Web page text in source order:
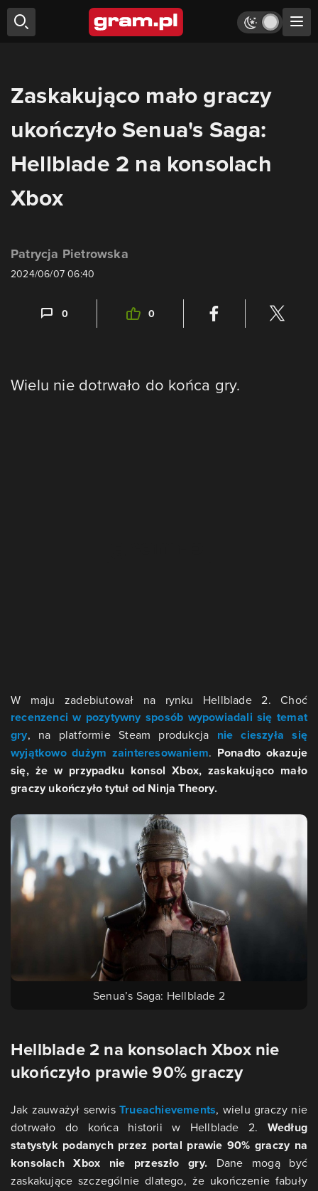
Zaskakująco mało graczy
ukończyło Senua's Saga:
Hellblade 2 na konsolach
Xbox
Patrycja Pietrowska
2024/06/07 06:40
0 0
Wielu nie dotrwało do końca gry.
W maju zadebiutował na rynku Hellblade 2. Choć
recenzenci w pozytywny sposób wypowiadali się temat
gry, na platformie Steam produkcja nie cieszyła się
wyjątkowo dużym zainteresowaniem. Ponadto okazuje
się, że w przypadku konsol Xbox, zaskakująco mało
graczy ukończyło tytuł od Ninja Theory.
Senua’s Saga: Hellblade 2
Hellblade 2 na konsolach Xbox nie
ukończyło prawie 90% graczy
Jak zauważył serwisTrueachievements, wielu graczy nie
dotrwało do końca historii w Hellblade 2. Według
statystyk podanych przez portal prawie 90% graczy na
konsolach Xbox nie przeszło gry. Dane mogą być
zaskakujące szczególnie dlatego, że ukończenie fabuły